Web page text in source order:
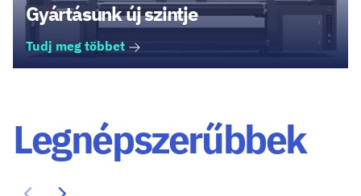
Gyártásunk új szintje
Tudj meg többet
Legnépszerűbbek